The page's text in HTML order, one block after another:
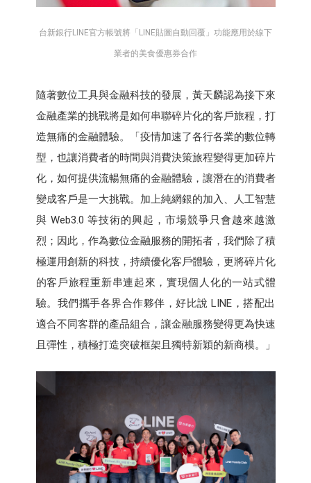
台新銀行LINE官方帳號將「LINE貼圖自動回覆」功能應用於線下
業者的美食優惠券合作
隨著數位工具與金融科技的發展，黃天麟認為接下來
金融產業的挑戰將是如何串聯碎片化的客戶旅程，打
造無痛的金融體驗。「疫情加速了各行各業的數位轉
型，也讓消費者的時間與消費決策旅程變得更加碎片
化，如何提供流暢無痛的金融體驗，讓潛在的消費者
變成客戶是一大挑戰。加上純網銀的加入、人工智慧
與 Web3.0 等技術的興起，市場競爭只會越來越激
烈；因此，作為數位金融服務的開拓者，我們除了積
極運用創新的科技，持續優化客戶體驗，更將碎片化
的客戶旅程重新串連起來，實現個人化的一站式體
驗。我們攜手各界合作夥伴，好比說 LINE，搭配出
適合不同客群的產品組合，讓金融服務變得更為快速
且彈性，積極打造突破框架且獨特新穎的新商模。」